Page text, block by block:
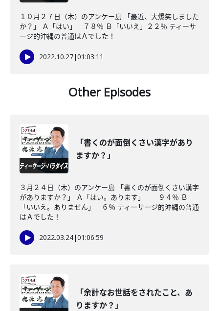
１０月２７日（木）のアンケー島 「最近、大爆笑しました
か？」 Ａ「はい」 ７８％ Ｂ「いいえ」２２％ ティーサ
ージ的沖縄の普通はＡでした！
2022.10.27|01:03:11
Other Episodes
「書くのが面倒くさい漢字があり
ますか？」
３月２４日（木）のアンケー島 「書くのが面倒くさい漢字
がありますか？」 Ａ「はい。あります」 ９４％ Ｂ
「いいえ。ありません」 ６％ ティーサージ的沖縄の普通
はＡでした！
2022.03.24|01:06:59
「余計なお世話をされたこと、あ
りますか？」